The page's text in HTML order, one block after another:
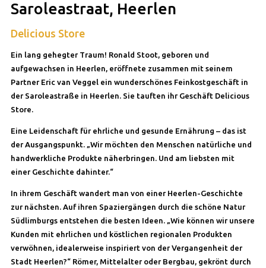
Saroleastraat, Heerlen
Delicious Store
Ein lang gehegter Traum! Ronald Stoot, geboren und
aufgewachsen in Heerlen, eröffnete zusammen mit seinem
Partner Eric van Veggel ein wunderschönes Feinkostgeschäft in
der Saroleastraße in Heerlen. Sie tauften ihr Geschäft Delicious
Store.
Eine Leidenschaft für ehrliche und gesunde Ernährung – das ist
der Ausgangspunkt. „Wir möchten den Menschen natürliche und
handwerkliche Produkte näherbringen. Und am liebsten mit
einer Geschichte dahinter.“
In ihrem Geschäft wandert man von einer Heerlen-Geschichte
zur nächsten. Auf ihren Spaziergängen durch die schöne Natur
Südlimburgs entstehen die besten Ideen. „Wie können wir unsere
Kunden mit ehrlichen und köstlichen regionalen Produkten
verwöhnen, idealerweise inspiriert von der Vergangenheit der
Stadt Heerlen?“ Römer, Mittelalter oder Bergbau, gekrönt durch